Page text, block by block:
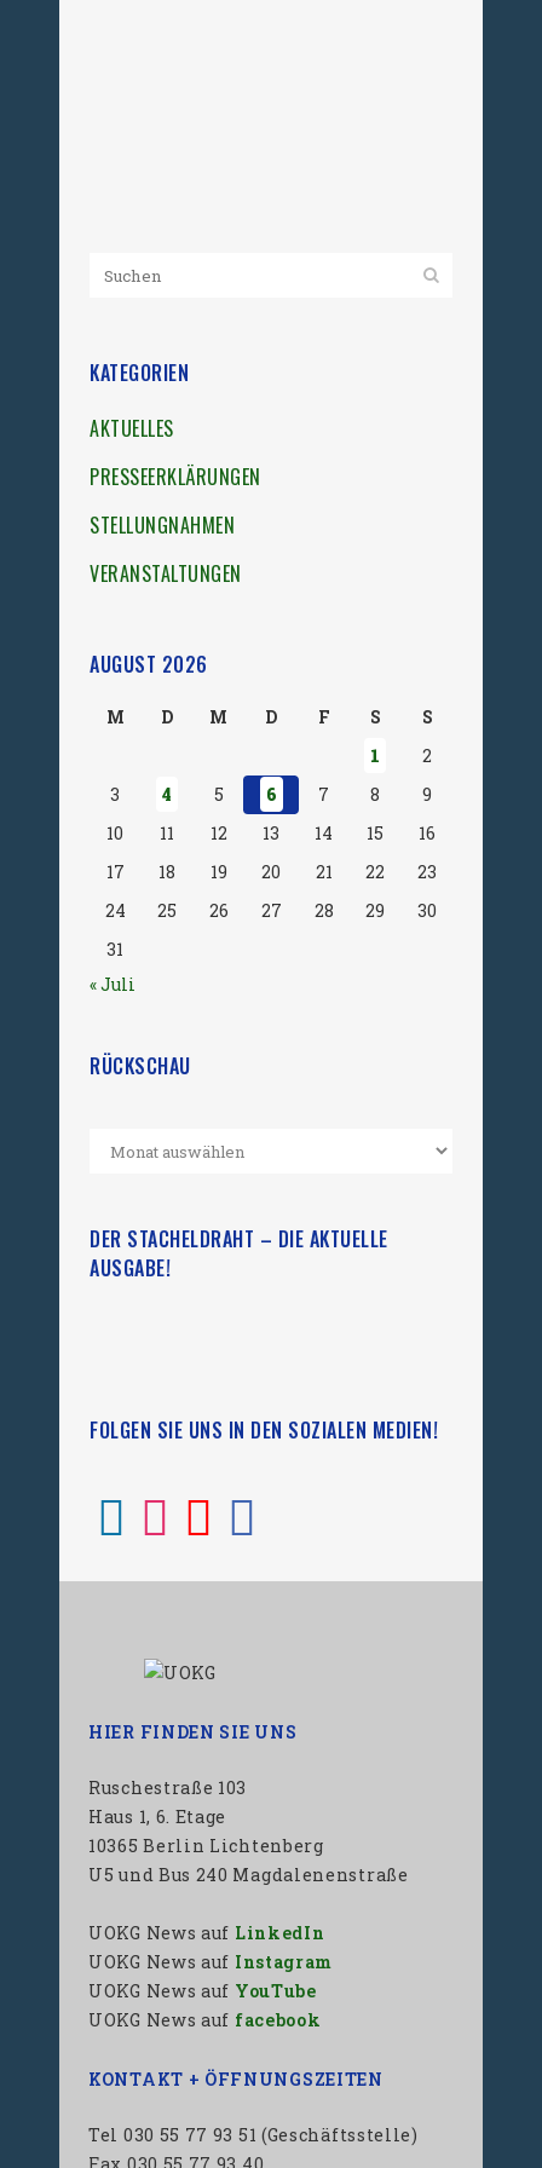
KATEGORIEN
AKTUELLES
PRESSEERKLÄRUNGEN
STELLUNGNAHMEN
VERANSTALTUNGEN
AUGUST 2026
M D M D F S
S
1
2
3
4 5 6 7 8
9
10
11 12 13 14 15
16
17
18 19 20 21 22
23
24
25 26 27 28 29
30
31
« Juli
RÜCKSCHAU
DER STACHELDRAHT – DIE AKTUELLE
AUSGABE!
FOLGEN SIE UNS IN DEN SOZIALEN MEDIEN!
HIER FINDEN SIE UNS
Ruschestraße 103
Haus 1, 6. Etage
10365 Berlin Lichtenberg
U5 und Bus 240 Magdalenenstraße
UOKG News auf LinkedIn
UOKG News auf Instagram
UOKG News auf YouTube
UOKG News auf facebook
KONTAKT + ÖFFNUNGSZEITEN
Tel 030 55 77 93 51 (Geschäftsstelle)